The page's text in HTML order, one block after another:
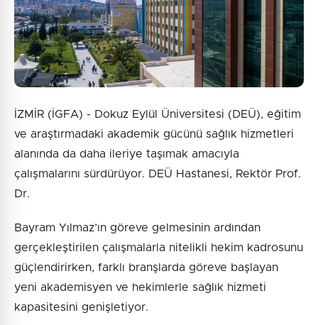
İZMİR (İGFA) - Dokuz Eylül Üniversitesi (DEÜ), eğitim
ve araştırmadaki akademik gücünü sağlık hizmetleri
alanında da daha ileriye taşımak amacıyla
çalışmalarını sürdürüyor. DEÜ Hastanesi, Rektör Prof.
Dr.
Bayram Yılmaz’ın göreve gelmesinin ardından
gerçekleştirilen çalışmalarla nitelikli hekim kadrosunu
güçlendirirken, farklı branşlarda göreve başlayan
yeni akademisyen ve hekimlerle sağlık hizmeti
kapasitesini genişletiyor.